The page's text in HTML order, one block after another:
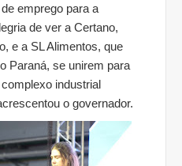
emprego para a
de ver a Certano,
e a SL Alimentos, que
Paraná, se unirem para
industrial
o governador.